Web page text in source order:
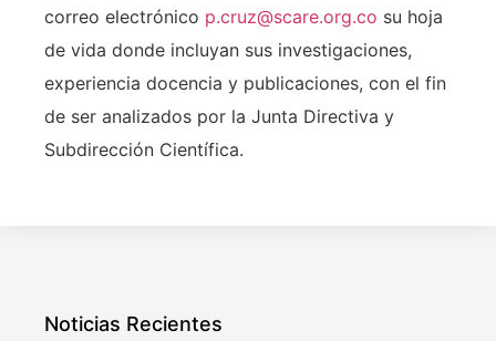
correo electrónico p.cruz@scare.org.co su hoja
de vida donde incluyan sus investigaciones,
experiencia docencia y publicaciones, con el fin
de ser analizados por la Junta Directiva y
Subdirección Científica.
Noticias Recientes